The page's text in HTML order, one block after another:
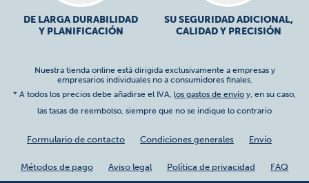
DE LARGA DURABILIDAD
Y PLANIFICACIÓN
SU SEGURIDAD ADICIONAL,
CALIDAD Y PRECISIÓN
Nuestra tienda online está dirigida exclusivamente a empresas y
empresarios individuales no a consumidores finales.
* A todos los precios debe añadirse el IVA, los gastos de envío y, en su caso,
las tasas de reembolso, siempre que no se indique lo contrario
Formulario de contacto Condiciones generales Envío
Métodos de pago Aviso legal Política de privacidad FAQ